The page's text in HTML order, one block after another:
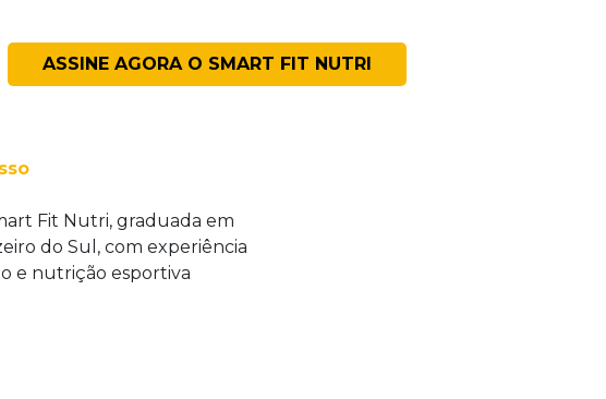
ASSINE AGORA O SMART FIT NUTRI
Fit Nutri, graduada em
do Sul, com experiência
e nutrição esportiva